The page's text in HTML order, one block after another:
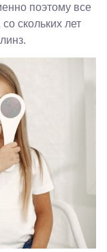
поэтому все
скольких лет